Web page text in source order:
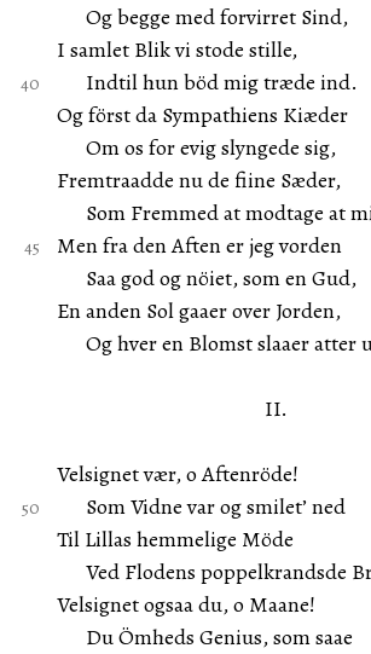
Og begge med forvirret Sind,
I samlet Blik vi stode stille,
Indtil hun böd mig træde ind.
Og först da Sympathiens Kiæder
Om os for evig slyngede sig,
Fremtraadde nu de fiine Sæder,
Som Fremmed at modtage at
Men fra den Aften er jeg vorden
Saa god og nöiet, som en Gud,
En anden Sol gaaer over Jorden,
Og hver en Blomst slaaer atter
II.
Velsignet vær, o Aftenröde!
Som Vidne var og smilet’ ned
Til Lillas hemmelige Möde
Ved Flodens poppelkrandsde
Velsignet ogsaa du, o Maane!
Du Ömheds Genius, som saae